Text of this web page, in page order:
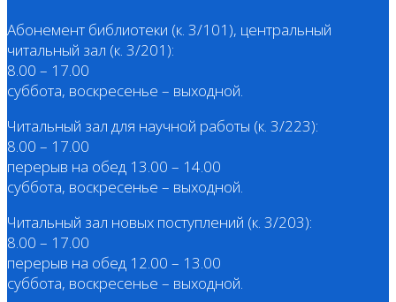
Абонемент библиотеки (к. 3/101), центральный
читальный зал (к. 3/201):
8.00 – 17.00
суббота, воскресенье – выходной.
Читальный зал для научной работы (к. 3/223):
8.00 – 17.00
перерыв на обед 13.00 – 14.00
суббота, воскресенье – выходной.
Читальный зал новых поступлений (к. 3/203):
8.00 – 17.00
перерыв на обед 12.00 – 13.00
суббота, воскресенье – выходной.